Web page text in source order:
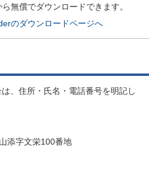
無償でダウンロードできます。
のダウンロードページへ
、住所・氏名・電話番号を明記し
添字文栄100番地